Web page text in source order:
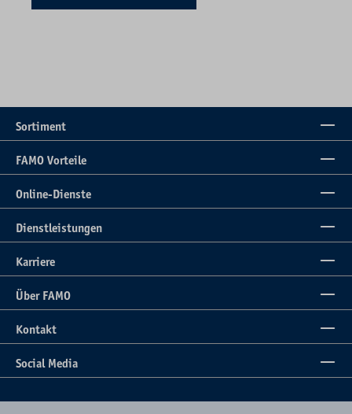
Sortiment
FAMO Vorteile
Online-Dienste
Dienstleistungen
Karriere
Über FAMO
Kontakt
Social Media